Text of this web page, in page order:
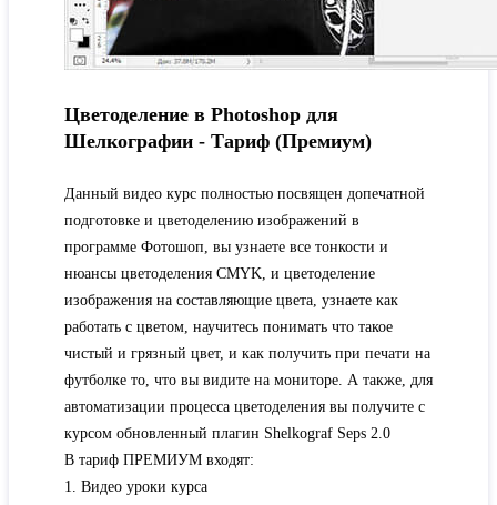
Цветоделение в Photoshop для
Шелкографии - Тариф (Премиум)
Данный видео курс полностью посвящен допечатной
подготовке и цветоделению изображений в
программе Фотошоп, вы узнаете все тонкости и
нюансы цветоделения CMYK, и цветоделение
изображения на составляющие цвета, узнаете как
работать с цветом, научитесь понимать что такое
чистый и грязный цвет, и как получить при печати на
футболке то, что вы видите на мониторе. А также, для
автоматизации процесса цветоделения вы получите с
курсом обновленный плагин Shelkograf Seps 2.0
В тариф ПРЕМИУМ входят:
1. Видео уроки курса